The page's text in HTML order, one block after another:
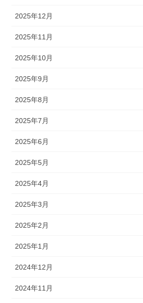
2025年12月
2025年11月
2025年10月
2025年9月
2025年8月
2025年7月
2025年6月
2025年5月
2025年4月
2025年3月
2025年2月
2025年1月
2024年12月
2024年11月